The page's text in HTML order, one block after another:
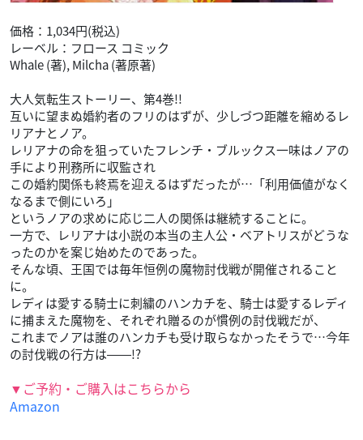
価格：1,034円(税込)
レーベル：フロース コミック
Whale (著), Milcha (著原著)
大人気転生ストーリー、第4巻!!
互いに望まぬ婚約者のフリのはずが、少しづつ距離を縮めるレ
リアナとノア。
レリアナの命を狙っていたフレンチ・ブルックス一味はノアの
手により刑務所に収監され
この婚約関係も終焉を迎えるはずだったが…「利用価値がなく
なるまで側にいろ」
というノアの求めに応じ二人の関係は継続することに。
一方で、レリアナは小説の本当の主人公・ベアトリスがどうな
ったのかを案じ始めたのであった。
そんな頃、王国では毎年恒例の魔物討伐戦が開催されること
に。
レディは愛する騎士に刺繍のハンカチを、騎士は愛するレディ
に捕まえた魔物を、それぞれ贈るのが慣例の討伐戦だが、
これまでノアは誰のハンカチも受け取らなかったそうで…今年
の討伐戦の行方は――!?
▼ご予約・ご購入はこちらから
Amazon